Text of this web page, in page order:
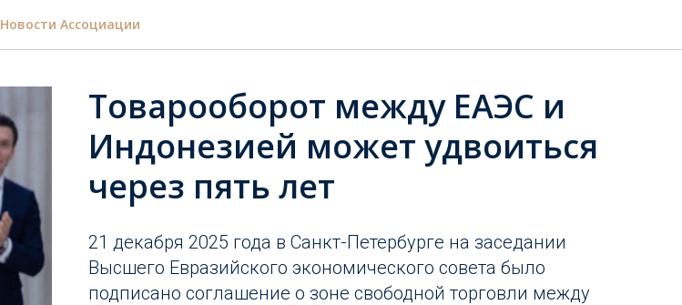
Новости Ассоциации
Товарооборот между ЕАЭС и
Индонезией может удвоиться
через пять лет
21 декабря 2025 года в Санкт-Петербурге на заседании
Высшего Евразийского экономического совета было
подписано соглашение о зоне свободной торговли между